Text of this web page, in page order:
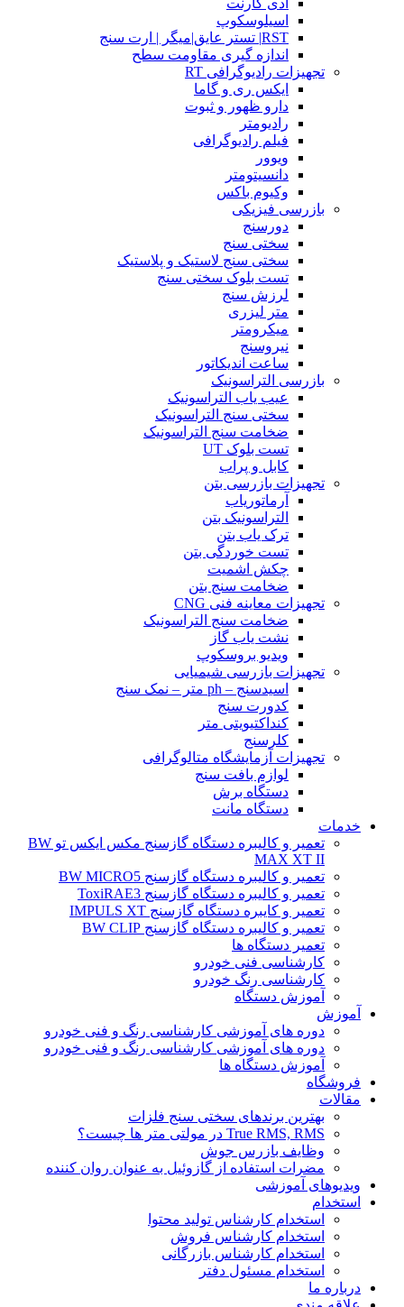
اسیلوسکوپ
RST| تستر عایق|میگر | ارت سنج
اندازه گیری مقاومت سطح
تجهیزات رادیوگرافی RT
ایکس ری و گاما
دارو ظهور و ثبوت
رادیومتر
فیلم رادیوگرافی
ویوور
دانسیتومتر
وکیوم باکس
بازرسی فیزیکی
دورسنج
سختی سنج
سختی سنج لاستیک و پلاستیک
تست بلوک سختی سنج
لرزش سنج
متر لیزری
میکرومتر
نیروسنج
ساعت اندیکاتور
بازرسی التراسونیک
عیب یاب التراسونیک
سختی سنج التراسونیک
ضخامت سنج التراسونیک
تست بلوک UT
کابل و پراب
تجهیزات بازرسی بتن
آرماتوریاب
التراسونیک بتن
ترک یاب بتن
تست خوردگی بتن
چکش اشمیت
ضخامت سنج بتن
تجهیزات معاینه فنی CNG
ضخامت سنج التراسونیک
نشت یاب گاز
ویدیو بروسکوپ
تجهیزات بازرسی شیمیایی
اسیدسنج – ph متر – نمک سنج
کدورت سنج
کنداکتیویتی متر
کلرسنج
تجهیزات آزمایشگاه متالوگرافی
لوازم بافت سنج
دستگاه برش
دستگاه مانت
خدمات
تعمیر و کالیبره دستگاه گازسنج مکس ایکس تو BW
MAX XT II
تعمیر و کالیبره دستگاه گازسنج BW MICRO5
تعمیر و کالیبره دستگاه گازسنج ToxiRAE3
تعمیر و کایبره دستگاه گازسنج IMPULS XT
تعمیر و کالیبره دستگاه گازسنج BW CLIP
تعمیر دستگاه ها
کارشناسی فنی خودرو
کارشناسی رنگ خودرو
آموزش دستگاه
آموزش
دوره های آموزشی کارشناسی رنگ و فنی خودرو
دوره های آموزشی کارشناسی رنگ و فنی خودرو
آموزش دستگاه ها
فروشگاه
مقالات
بهترین برندهای سختی سنج فلزات
True RMS, RMS در مولتی متر ها چیست؟
وظایف بازرس جوش
مضرات استفاده از گازوئیل به عنوان روان کننده
ویدیوهای آموزشی
استخدام
استخدام کارشناس تولید محتوا
استخدام کارشناس فروش
استخدام کارشناس بازرگانی
استخدام مسئول دفتر
درباره ما